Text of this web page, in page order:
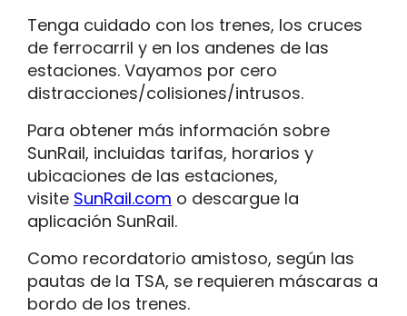
Tenga cuidado con los trenes, los cruces
de ferrocarril y en los andenes de las
estaciones. Vayamos por cero
distracciones/colisiones/intrusos.
Para obtener más información sobre
SunRail, incluidas tarifas, horarios y
ubicaciones de las estaciones,
visite SunRail.com o descargue la
aplicación SunRail.
Como recordatorio amistoso, según las
pautas de la TSA, se requieren máscaras a
bordo de los trenes.